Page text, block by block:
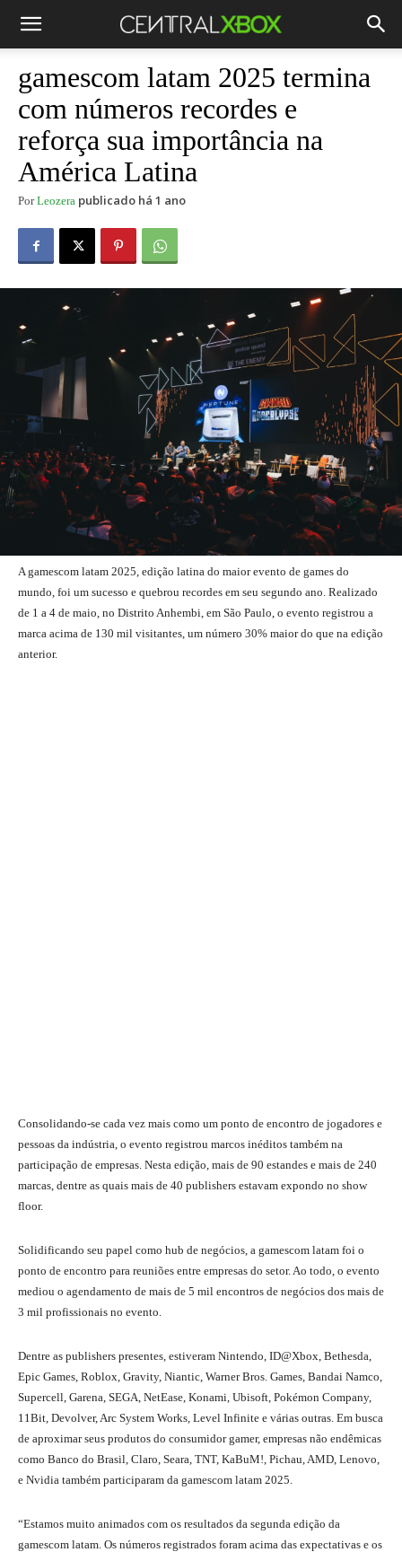
gamescom latam 2025 termina
com números recordes e
reforça sua importância na
América Latina
Por Leozera publicado há 1 ano
A gamescom latam 2025, edição latina do maior evento de games do
mundo, foi um sucesso e quebrou recordes em seu segundo ano. Realizado
de 1 a 4 de maio, no Distrito Anhembi, em São Paulo, o evento registrou a
marca acima de 130 mil visitantes, um número 30% maior do que na edição
anterior.
Consolidando-se cada vez mais como um ponto de encontro de jogadores e
pessoas da indústria, o evento registrou marcos inéditos também na
participação de empresas. Nesta edição, mais de 90 estandes e mais de 240
marcas, dentre as quais mais de 40 publishers estavam expondo no show
floor.
Solidificando seu papel como hub de negócios, a gamescom latam foi o
ponto de encontro para reuniões entre empresas do setor. Ao todo, o evento
mediou o agendamento de mais de 5 mil encontros de negócios dos mais de
3 mil profissionais no evento.
Dentre as publishers presentes, estiveram Nintendo, ID@Xbox, Bethesda,
Epic Games, Roblox, Gravity, Niantic, Warner Bros. Games, Bandai Namco,
Supercell, Garena, SEGA, NetEase, Konami, Ubisoft, Pokémon Company,
11Bit, Devolver, Arc System Works, Level Infinite e várias outras. Em busca
de aproximar seus produtos do consumidor gamer, empresas não endêmicas
como Banco do Brasil, Claro, Seara, TNT, KaBuM!, Pichau, AMD, Lenovo,
e Nvidia também participaram da gamescom latam 2025.
“Estamos muito animados com os resultados da segunda edição da
gamescom latam. Os números registrados foram acima das expectativas e os